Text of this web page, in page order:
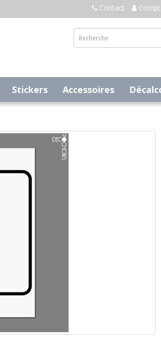
Contact
Stickers Accessoires